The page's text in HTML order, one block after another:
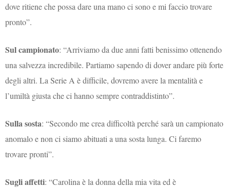
dove ritiene che possa dare una mano ci sono e mi faccio trovare
pronto”.
Sul campionato: “Arriviamo da due anni fatti benissimo ottenendo
una salvezza incredibile. Partiamo sapendo di dover andare più forte
degli altri. La Serie A è difficile, dovremo avere la mentalità e
l’umiltà giusta che ci hanno sempre contraddistinto”.
Sulla sosta: “Secondo me crea difficoltà perché sarà un campionato
anomalo e non ci siamo abituati a una sosta lunga. Ci faremo
trovare pronti”.
Sugli affetti: “Carolina è la donna della mia vita ed è